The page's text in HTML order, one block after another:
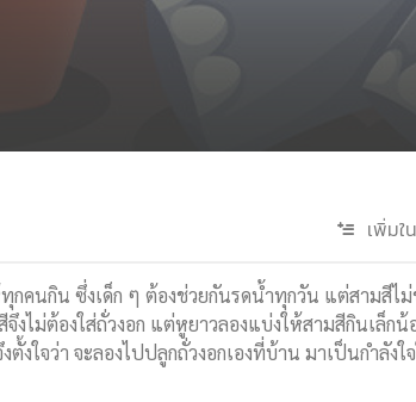
เพิ่มใ
กคนกิน ซึ่งเด็ก ๆ ต้องช่วยกันรดน้ำทุกวัน แต่สามสีไ
งไม่ต้องใส่ถั่วงอก แต่หูยาวลองแบ่งให้สามสีกินเล็ก
งใจว่า จะลองไปปลูกถั่วงอกเองที่บ้าน มาเป็นกำลังใ